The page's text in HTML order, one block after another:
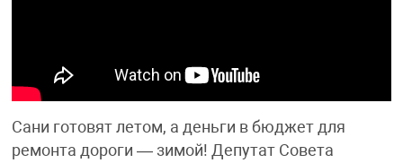
Сани готовят летом, а деньги в бюджет для
ремонта дороги — зимой! Депутат Совета